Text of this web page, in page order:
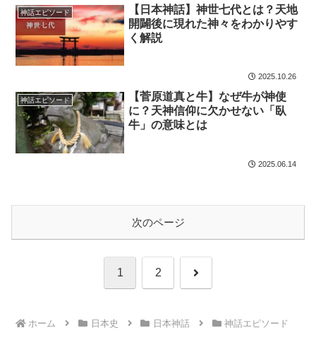
神話エピソード
【日本神話】神世七代とは？天地
開闢後に現れた神々をわかりやす
く解説
2025.10.26
神話エピソード
【菅原道真と牛】なぜ牛が神使
に？天神信仰に欠かせない「臥
牛」の意味とは
2025.06.14
次のページ
1 2 次
ホーム 日本史 日本神話 神話エピソード